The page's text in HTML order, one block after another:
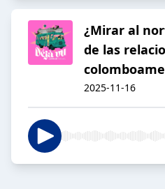
¿Mirar al
de las
2025-11-16